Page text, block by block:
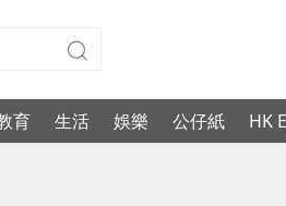
育 生活 娛樂 公仔紙 HK